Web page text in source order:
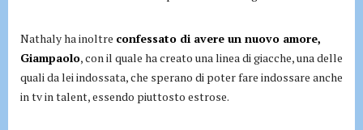
Nathaly ha inoltre confessato di avere un nuovo amore,
Giampaolo, con il quale ha creato una linea di giacche, una delle
quali da lei indossata, che sperano di poter fare indossare anche
in tv in talent, essendo piuttosto estrose.